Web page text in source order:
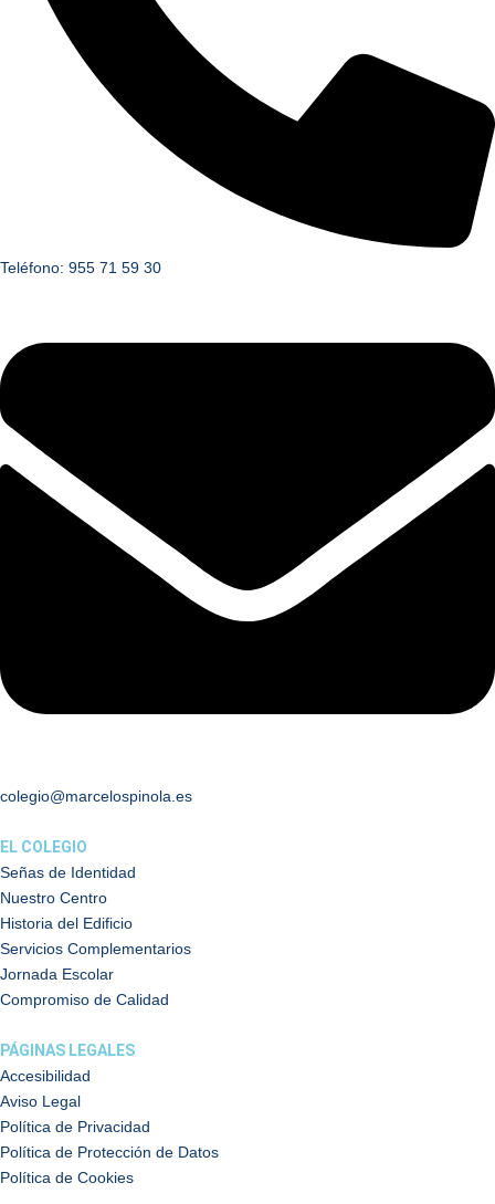
Teléfono: 955 71 59 30
colegio@marcelospinola.es
EL COLEGIO
Señas de Identidad
Nuestro Centro
Historia del Edificio
Servicios Complementarios
Jornada Escolar
Compromiso de Calidad
PÁGINAS LEGALES
Accesibilidad
Aviso Legal
Política de Privacidad
Política de Protección de Datos
Política de Cookies